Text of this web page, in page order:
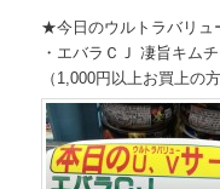
★今日のウルトラバリ
・エバラＣＪ 凄旨キム
（1,000円以上お買上の方